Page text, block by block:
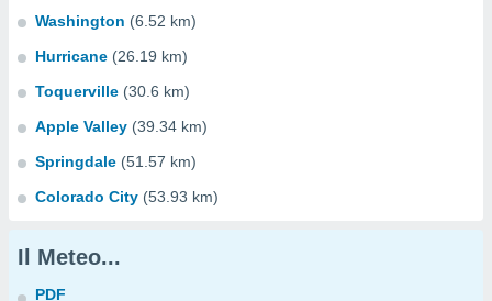
Washington (6.52 km)
Hurricane (26.19 km)
Toquerville (30.6 km)
Apple Valley (39.34 km)
Springdale (51.57 km)
Colorado City (53.93 km)
Il Meteo...
PDF